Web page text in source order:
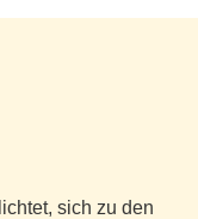
sich zu den